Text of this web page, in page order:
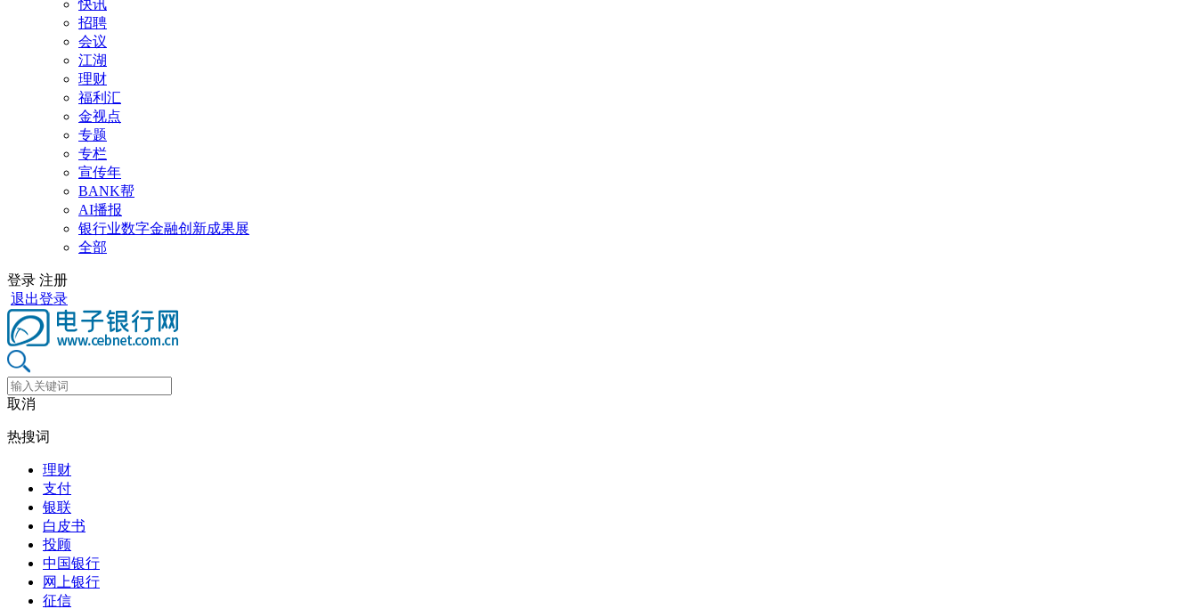
快讯
招聘
会议
江湖
理财
福利汇
金视点
专题
专栏
宣传年
BANK帮
AI播报
银行业数字金融创新成果展
全部
登录 注册
退出登录
取消
热搜词
理财
支付
银联
白皮书
投顾
中国银行
网上银行
征信